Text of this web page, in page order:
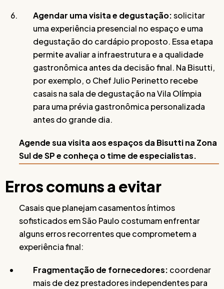
Agendar uma visita e degustação:solicitar
uma experiência presencial no espaço e uma
degustação do cardápio proposto. Essa etapa
permite avaliar a infraestrutura e a qualidade
gastronômica antes da decisão final. Na Bisutti,
por exemplo, o Chef Julio Perinetto recebe
casais na sala de degustação na Vila Olímpia
para uma prévia gastronômica personalizada
antes do grande dia.
Agende sua visita aos espaços da Bisutti na Zona
Sul de SP e conheça o time de especialistas.
Erros comuns a evitar
Casais que planejam casamentos íntimos
sofisticados em São Paulo costumam enfrentar
alguns erros recorrentes que comprometem a
experiência final:
Fragmentação de fornecedores: coordenar
mais de dez prestadores independentes para